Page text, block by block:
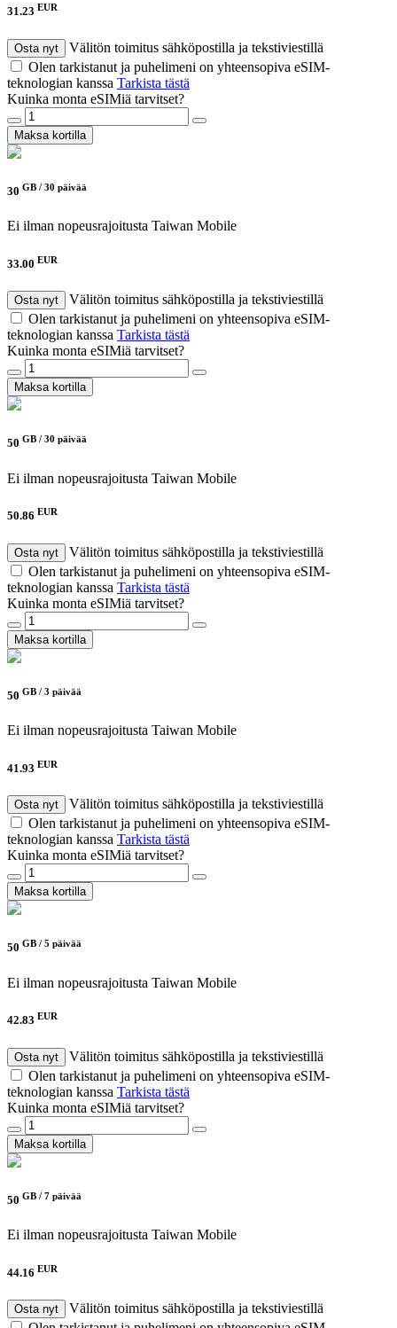
31.23 EUR
Osta nyt
Välitön toimitus sähköpostilla ja tekstiviestillä
Olen tarkistanut ja puhelimeni on yhteensopiva eSIM-
teknologian kanssa Tarkista tästä
Kuinka monta eSIMiä tarvitset?
Maksa kortilla
30 GB / 30 päivää
Ei ilman nopeusrajoitusta Taiwan Mobile
33.00 EUR
Osta nyt
Välitön toimitus sähköpostilla ja tekstiviestillä
Olen tarkistanut ja puhelimeni on yhteensopiva eSIM-
teknologian kanssa Tarkista tästä
Kuinka monta eSIMiä tarvitset?
Maksa kortilla
50 GB / 30 päivää
Ei ilman nopeusrajoitusta Taiwan Mobile
50.86 EUR
Osta nyt
Välitön toimitus sähköpostilla ja tekstiviestillä
Olen tarkistanut ja puhelimeni on yhteensopiva eSIM-
teknologian kanssa Tarkista tästä
Kuinka monta eSIMiä tarvitset?
Maksa kortilla
50 GB / 3 päivää
Ei ilman nopeusrajoitusta Taiwan Mobile
41.93 EUR
Osta nyt
Välitön toimitus sähköpostilla ja tekstiviestillä
Olen tarkistanut ja puhelimeni on yhteensopiva eSIM-
teknologian kanssa Tarkista tästä
Kuinka monta eSIMiä tarvitset?
Maksa kortilla
50 GB / 5 päivää
Ei ilman nopeusrajoitusta Taiwan Mobile
42.83 EUR
Osta nyt
Välitön toimitus sähköpostilla ja tekstiviestillä
Olen tarkistanut ja puhelimeni on yhteensopiva eSIM-
teknologian kanssa Tarkista tästä
Kuinka monta eSIMiä tarvitset?
Maksa kortilla
50 GB / 7 päivää
Ei ilman nopeusrajoitusta Taiwan Mobile
44.16 EUR
Osta nyt
Välitön toimitus sähköpostilla ja tekstiviestillä